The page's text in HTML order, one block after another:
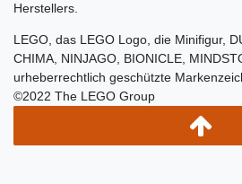
Herstellers.
LEGO, das LEGO Logo, die Minifigur,
CHIMA, NINJAGO, BIONICLE,
urheberrechtlich geschützte
©2022 The LEGO Group